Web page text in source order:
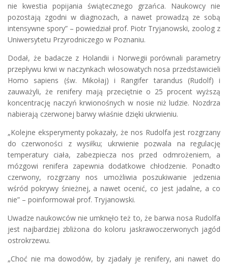
nie kwestia popijania świątecznego grzańca. Naukowcy nie
pozostają zgodni w diagnozach, a nawet prowadzą ze sobą
intensywne spory” – powiedział prof. Piotr Tryjanowski, zoolog z
Uniwersytetu Przyrodniczego w Poznaniu.
Dodał, że badacze z Holandii i Norwegii porównali parametry
przepływu krwi w naczynkach włosowatych nosa przedstawicieli
Homo sapiens (św. Mikołaj) i Rangifer tarandus (Rudolf) i
zauważyli, że renifery mają przeciętnie o 25 procent wyższą
koncentrację naczyń krwionośnych w nosie niż ludzie. Nozdrza
nabierają czerwonej barwy właśnie dzięki ukrwieniu.
„Kolejne eksperymenty pokazały, że nos Rudolfa jest rozgrzany
do czerwoności z wysiłku; ukrwienie pozwala na regulację
temperatury ciała, zabezpiecza nos przed odmrożeniem, a
mózgowi renifera zapewnia dodatkowe chłodzenie. Ponadto
czerwony, rozgrzany nos umożliwia poszukiwanie jedzenia
wśród pokrywy śnieżnej, a nawet ocenić, co jest jadalne, a co
nie” – poinformował prof. Tryjanowski.
Uwadze naukowców nie umknęło też to, że barwa nosa Rudolfa
jest najbardziej zbliżona do koloru jaskrawoczerwonych jagód
ostrokrzewu.
„Choć nie ma dowodów, by zjadały je renifery, ani nawet do